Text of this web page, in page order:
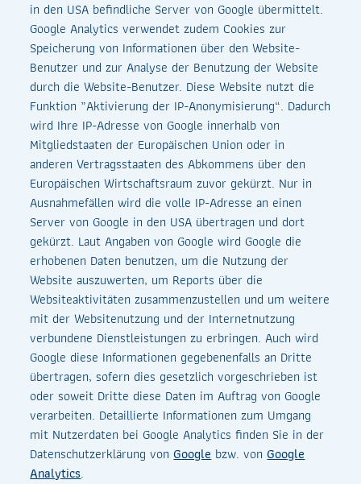
in den USA befindliche Server von Google übermittelt.
Google Analytics verwendet zudem Cookies zur
Speicherung von Informationen über den Website-
Benutzer und zur Analyse der Benutzung der Website
durch die Website-Benutzer. Diese Website nutzt die
Funktion „Aktivierung der IP-Anonymisierung“. Dadurch
wird Ihre IP-Adresse von Google innerhalb von
Mitgliedstaaten der Europäischen Union oder in
anderen Vertragsstaaten des Abkommens über den
Europäischen Wirtschaftsraum zuvor gekürzt. Nur in
Ausnahmefällen wird die volle IP-Adresse an einen
Server von Google in den USA übertragen und dort
gekürzt. Laut Angaben von Google wird Google die
erhobenen Daten benutzen, um die Nutzung der
Website auszuwerten, um Reports über die
Websiteaktivitäten zusammenzustellen und um weitere
mit der Websitenutzung und der Internetnutzung
verbundene Dienstleistungen zu erbringen. Auch wird
Google diese Informationen gegebenenfalls an Dritte
übertragen, sofern dies gesetzlich vorgeschrieben ist
oder soweit Dritte diese Daten im Auftrag von Google
verarbeiten. Detaillierte Informationen zum Umgang
mit Nutzerdaten bei Google Analytics finden Sie in der
Datenschutzerklärung vonGoogle bzw. vonGoogle
Analytics.